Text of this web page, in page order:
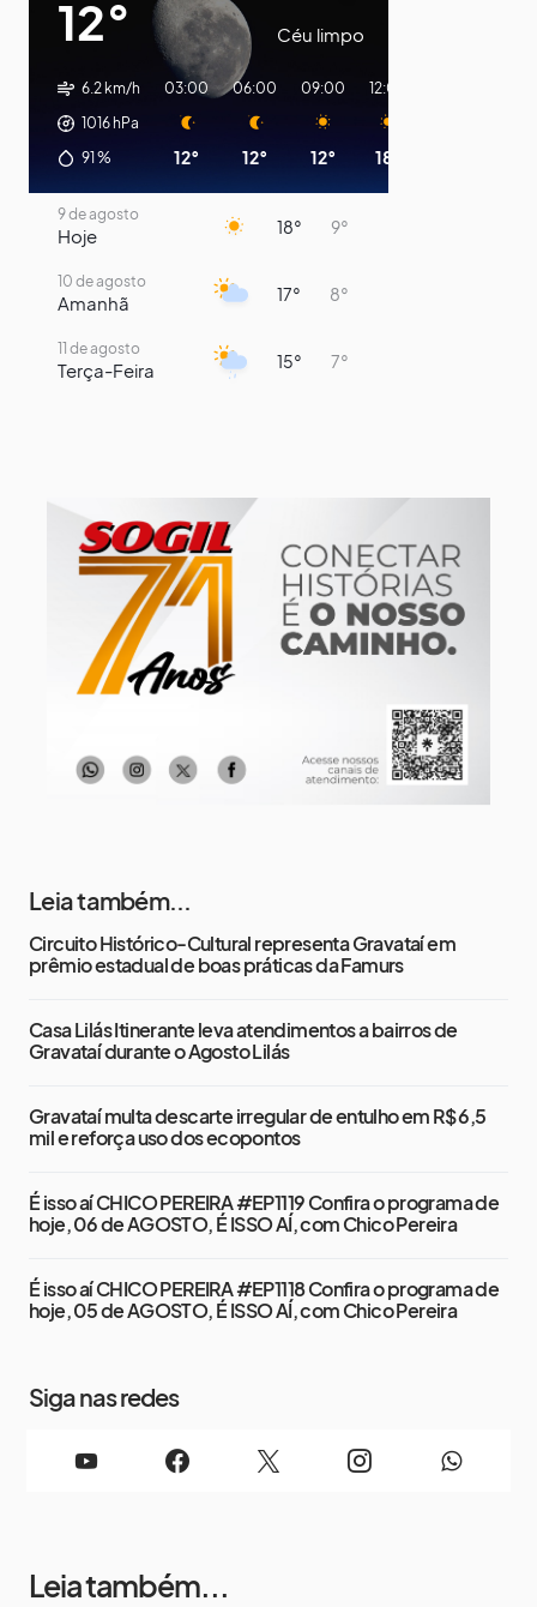
12° Céu limpo
6.2 km/h
1016 hPa
91 %
03:00
12°
06:00
12°
09:00
12°
12:00
18°
9 de agosto
Hoje 18° 9°
10 de agosto
Amanhã 17° 8°
11 de agosto
Terça-Feira 15° 7°
14 de agosto
Sexta-Feira 19° 13°
15 de agosto
Sábado 22° 15°
Leia também...
Circuito Histórico-Cultural representa Gravataí em
prêmio estadual de boas práticas da Famurs
Casa Lilás Itinerante leva atendimentos a bairros de
Gravataí durante o Agosto Lilás
Gravataí multa descarte irregular de entulho em R$ 6,5
mil e reforça uso dos ecopontos
É isso aí CHICO PEREIRA #EP1119 Confira o programa de
hoje, 06 de AGOSTO, É ISSO AÍ, com Chico Pereira
É isso aí CHICO PEREIRA #EP1118 Confira o programa de
hoje, 05 de AGOSTO, É ISSO AÍ, com Chico Pereira
Siga nas redes
Leia também...